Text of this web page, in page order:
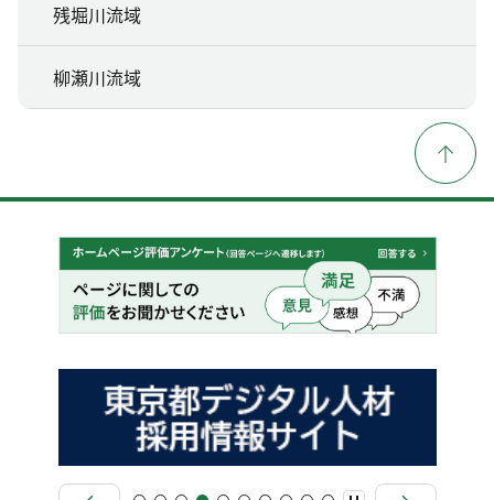
残堀川流域
柳瀬川流域